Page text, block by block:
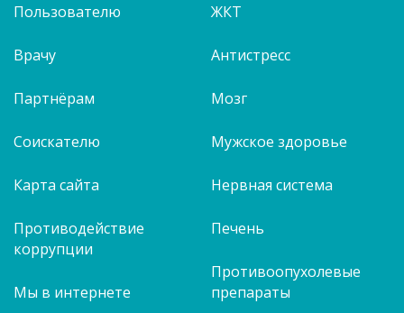
Пользователю
Врачу
Партнёрам
Соискателю
Карта сайта
Противодействие
коррупции
Мы в интернете
ЖКТ
Антистресс
Мозг
Мужское здоровье
Нервная система
Печень
Противоопухолевые
препараты